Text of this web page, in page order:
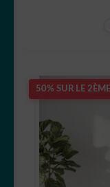
50% SUR LE